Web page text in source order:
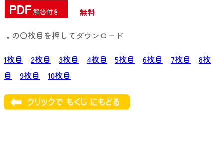
PDF 解答付き
無料
↓の〇枚目を押してダウンロード
1枚目
2枚目 3枚目 4枚目 5枚目 6枚目 7枚目
8枚
目
9枚目 10枚目